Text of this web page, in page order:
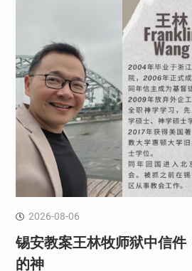
2026-08-06
锡安教案王林牧师狱中信件
的神